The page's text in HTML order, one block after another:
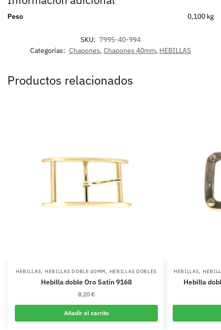
Peso 0,100 kg
SKU: 7995-40-994
Categorías: Chapones, Chapones 40mm, HEBILLAS
Productos relacionados
HEBILLAS, HEBILLAS DOBLE 40MM, HEBILLAS DOBLES
Hebilla doble Oro Satín 9168
8,20 €
Añadir al carrito
HEBILLAS,
Hebilla